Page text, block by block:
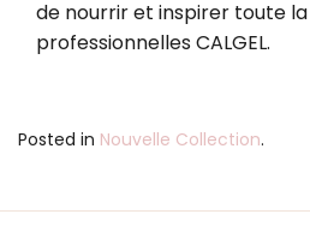
de nourrir et inspirer toute
professionnelles CALGEL.
Posted in Nouvelle Collection.